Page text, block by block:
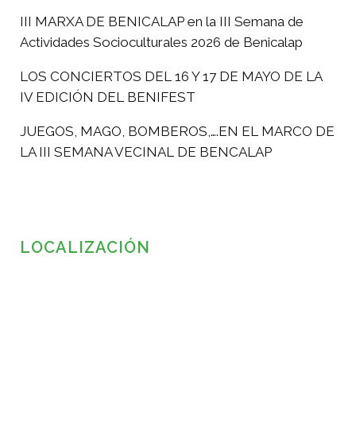
III MARXA DE BENICALAP en la III Semana de
Actividades Socioculturales 2026 de Benicalap
LOS CONCIERTOS DEL 16 Y 17 DE MAYO DE LA
IV EDICIÓN DEL BENIFEST
JUEGOS, MAGO, BOMBEROS,….EN EL MARCO DE
LA III SEMANA VECINAL DE BENCALAP
LOCALIZACIÓN